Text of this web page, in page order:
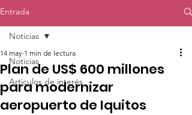
Entrada
Noticias
Articulos de interés
Noticias
Plan de US$ 600 millones
para modernizar
aeropuerto de Iquitos
14 may 1 min de lectura